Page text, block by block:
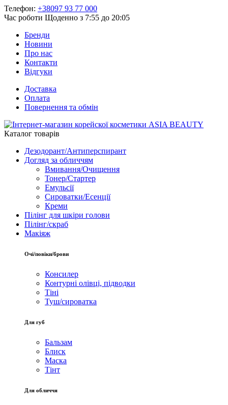
Телефон: +38097 93 77 000
Час роботи Щоденно з 7:55 до 20:05
Бренди
Новини
Про нас
Контакти
Відгуки
Доставка
Оплата
Повернення та обмін
Каталог товарів
Дезодорант/Антиперспирант
Догляд за обличчям
Вмивання/Очищення
Тонер/Стартер
Емульсії
Сироватки/Есенції
Креми
Пілінг для шкіри голови
Пілінг/скраб
Макіяж
Очі/повіки/брови
Консилер
Контурні олівці, підводки
Тіні
Туш/сироватка
Для губ
Бальзам
Блиск
Маска
Тінт
Для обличчя